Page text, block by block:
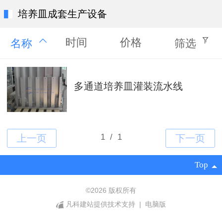
培养皿成套生产设备
名称 时间 价格 筛选
多通道培养皿灌装流水线
Top
©2026 版权所有
凡科建站提供技术支持
| 电脑版